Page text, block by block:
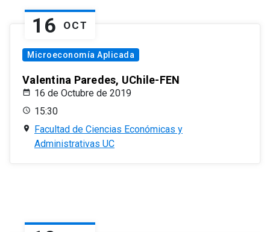
16 OCT
Microeconomía Aplicada
Valentina Paredes, UChile-FEN
16 de Octubre de 2019
15:30
Facultad de Ciencias Económicas y
Administrativas UC